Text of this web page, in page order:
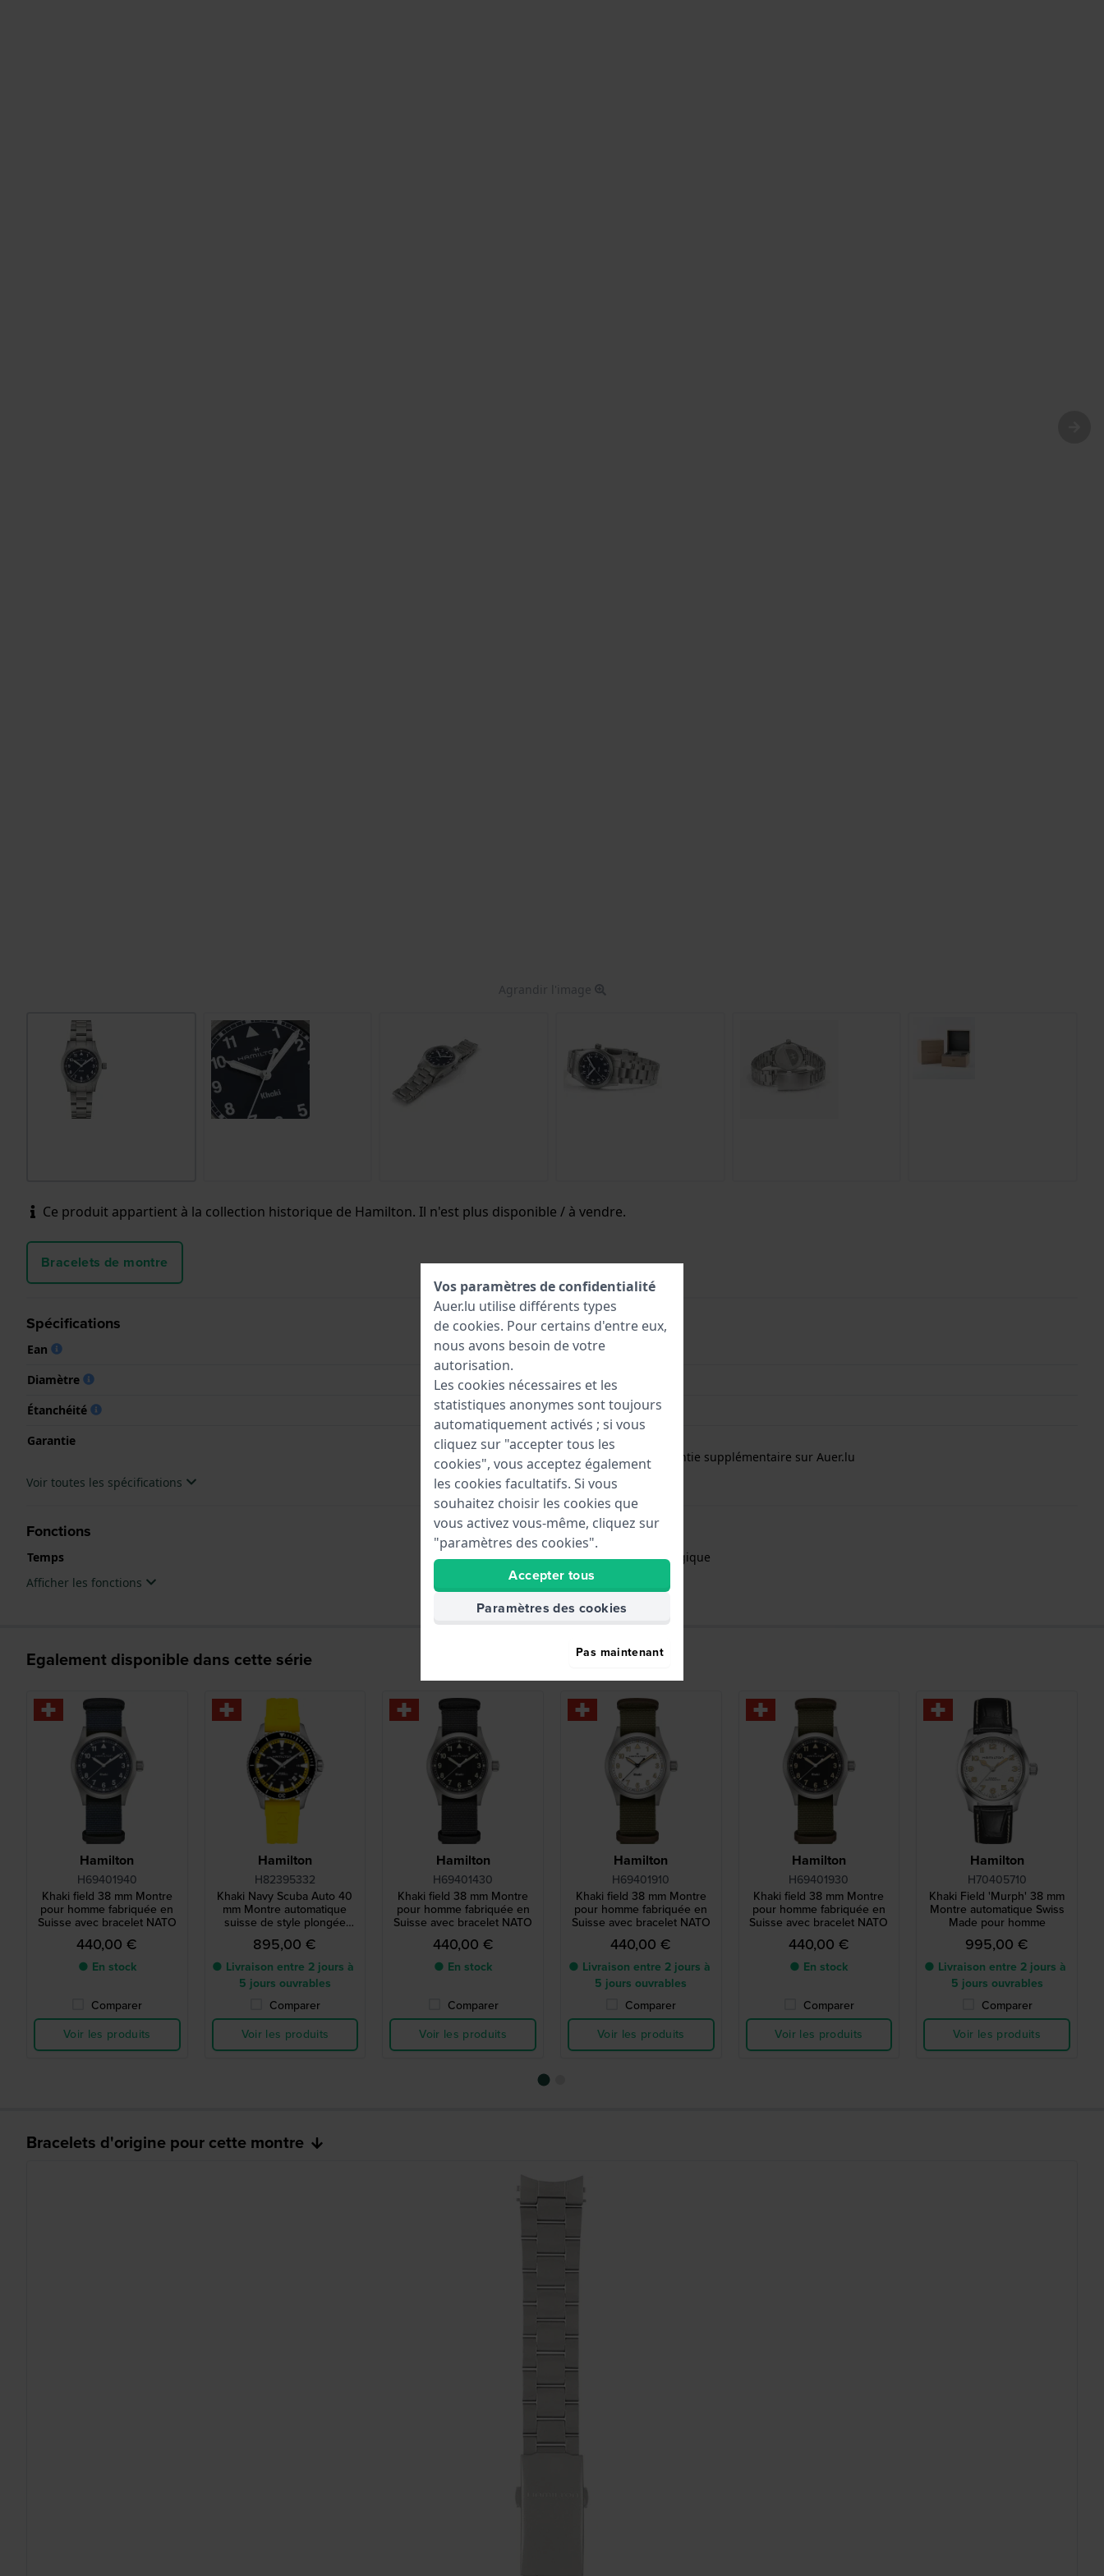
Agrandir l'image
Ce produit appartient à la collection historique de Hamilton. Il n'est plus disponible / à vendre.
Bracelets de montre
Spécifications
Ean
7630458805501
Diamètre
33 mm
Étanchéité
5 Bar (douche)
Garantie
Garantie de 2 ans
Gratuit
1 an de garantie supplémentaire sur Auer.lu
Voir toutes les spécifications
Fonctions
Temps
Heures - Aiguille analogique
Afficher les fonctions
Egalement disponible dans cette série
Hamilton
H69401940
Khaki field 38 mm Montre
pour homme fabriquée en
Suisse avec bracelet NATO
440,00 €
● En stock
Comparer
Voir les produits
Hamilton
H82395332
Khaki Navy Scuba Auto 40
mm Montre automatique
suisse de style plongée
avec date
895,00 €
● Livraison entre 2 jours à
5 jours ouvrables
Comparer
Voir les produits
Hamilton
H69401430
Khaki field 38 mm Montre
pour homme fabriquée en
Suisse avec bracelet NATO
440,00 €
● En stock
Comparer
Voir les produits
Hamilton
H69401910
Khaki field 38 mm Montre
pour homme fabriquée en
Suisse avec bracelet NATO
440,00 €
● Livraison entre 2 jours à
5 jours ouvrables
Comparer
Voir les produits
Hamilton
H69401930
Khaki field 38 mm Montre
pour homme fabriquée en
Suisse avec bracelet NATO
440,00 €
● En stock
Comparer
Voir les produits
Hamilton
H70405710
Khaki Field 'Murph' 38 mm
Montre automatique Swiss
Made pour homme
995,00 €
● Livraison entre 2 jours à
5 jours ouvrables
Comparer
Voir les produits
Bracelets d'origine pour cette montre
Vos paramètres de confidentialité
Auer.lu utilise différents types
de cookies. Pour certains d'entre eux,
nous avons besoin de votre
autorisation.
Les cookies nécessaires et les
statistiques anonymes sont toujours
automatiquement activés ; si vous
cliquez sur "accepter tous les
cookies", vous acceptez également
les cookies facultatifs. Si vous
souhaitez choisir les cookies que
vous activez vous-même, cliquez sur
"paramètres des cookies".
Accepter tous
Paramètres des cookies
Pas maintenant